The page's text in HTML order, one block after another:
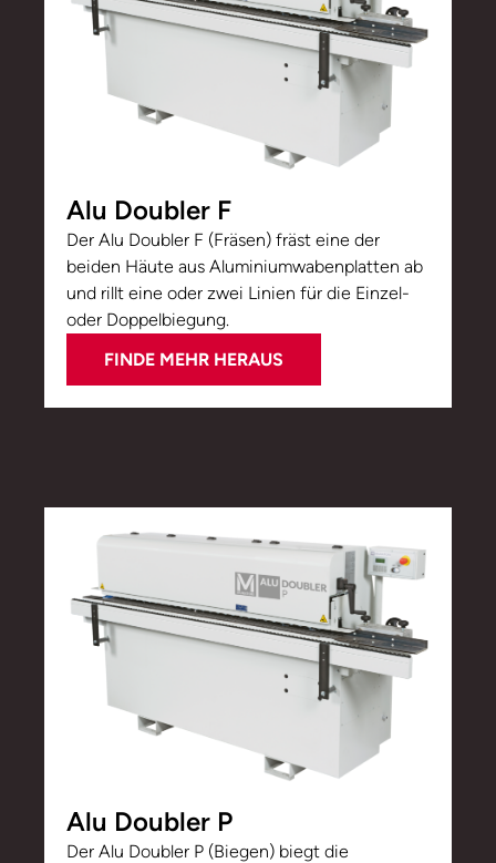
Alu Doubler F
Der Alu Doubler F (Fräsen) fräst eine der
beiden Häute aus Aluminiumwabenplatten ab
und rillt eine oder zwei Linien für die Einzel-
oder Doppelbiegung.
FINDE MEHR HERAUS
Alu Doubler P
Der Alu Doubler P (Biegen) biegt die